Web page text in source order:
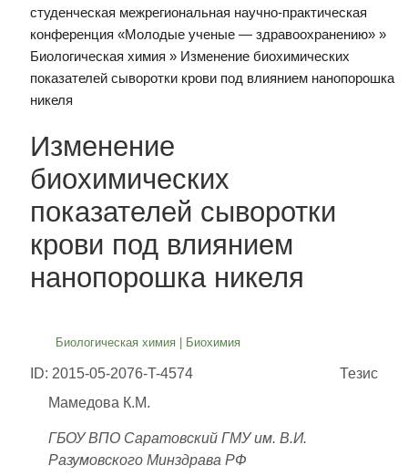
студенческая межрегиональная научно-практическая
конференция «Молодые ученые — здравоохранению» »
Биологическая химия » Изменение биохимических
показателей сыворотки крови под влиянием нанопорошка
никеля
Изменение
биохимических
показателей сыворотки
крови под влиянием
нанопорошка никеля
Биологическая химия Биохимия
ID: 2015-05-2076-T-4574
Тезис
Мамедова К.М.
ГБОУ ВПО Саратовский ГМУ им. В.И.
Разумовского Минздрава РФ